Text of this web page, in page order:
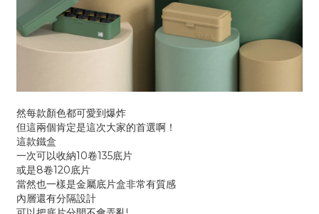
然每款顏色都可愛到爆炸
但這兩個肯定是這次大家的首選啊！
這款鐵盒
一次可以收納10卷135底片
或是8卷120底片
當然也一樣是金屬底片盒非常有質感
內層還有分隔設計